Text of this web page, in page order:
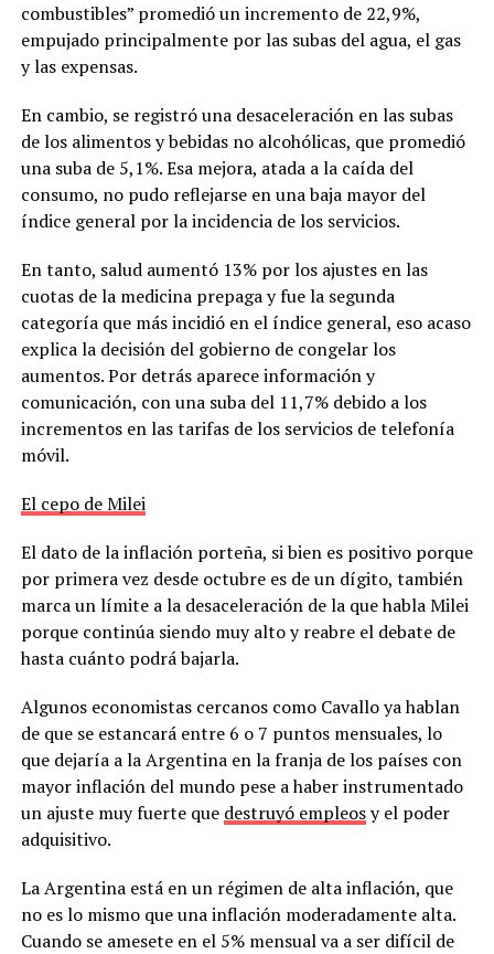
combustibles” promedió un incremento de 22,9%,
empujado principalmente por las subas del agua, el gas
y las expensas.
En cambio, se registró una desaceleración en las subas
de los alimentos y bebidas no alcohólicas, que promedió
una suba de 5,1%. Esa mejora, atada a la caída del
consumo, no pudo reflejarse en una baja mayor del
índice general por la incidencia de los servicios.
En tanto, salud aumentó 13% por los ajustes en las
cuotas de la medicina prepaga y fue la segunda
categoría que más incidió en el índice general, eso acaso
explica la decisión del gobierno de congelar los
aumentos. Por detrás aparece información y
comunicación, con una suba del 11,7% debido a los
incrementos en las tarifas de los servicios de telefonía
móvil.
El cepo de Milei
El dato de la inflación porteña, si bien es positivo porque
por primera vez desde octubre es de un dígito, también
marca un límite a la desaceleración de la que habla Milei
porque continúa siendo muy alto y reabre el debate de
hasta cuánto podrá bajarla.
Algunos economistas cercanos como Cavallo ya hablan
de que se estancará entre 6 o 7 puntos mensuales, lo
que dejaría a la Argentina en la franja de los países con
mayor inflación del mundo pese a haber instrumentado
un ajuste muy fuerte que destruyó empleosy el poder
adquisitivo.
La Argentina está en un régimen de alta inflación, que
no es lo mismo que una inflación moderadamente alta.
Cuando se amesete en el 5% mensual va a ser difícil de